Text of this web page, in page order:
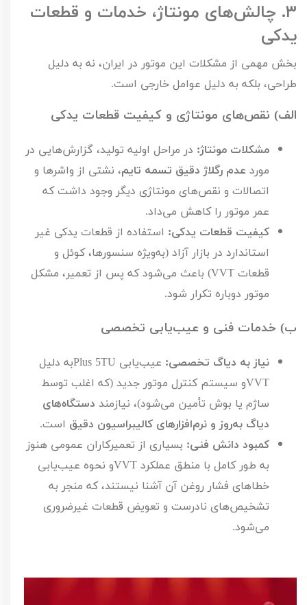
۳. چالش‌های مونتاژ، خدمات و قطعات
یدکی
بخش مهمی از مشکلات این موتور در ایران، نه به دلیل
طراحی، بلکه به دلیل عوامل خارجی است.
الف) نقص‌های مونتاژی و کیفیت قطعات یدکی
مشکلات مونتاژ: در مراحل اولیه تولید، گزارش‌هایی در
مورد عدم رگلاژ دقیق تسمه تایم، نشتی از واشرها و
اتصالات و نقص‌های مونتاژی دیگر وجود داشت که
عمر موتور را کاهش می‌داد.
کیفیت قطعات یدکی: استفاده از قطعات یدکی غیر
استاندارد در بازار آزاد (به‌ویژه سنسورها، کوئل و
قطعات VVT) باعث می‌شود که پس از تعمیر، مشکل
موتور دوباره تکرار شود.
ب) خدمات فنی و عیب‌یابی تخصصی
نیاز به دیاگ تخصصی: عیب‌یابی TU
5
Plusبه دلیل
VVTو سیستم کنترل موتور جدید (که اغلب توسط
ساژم یا بوش تأمین می‌شود)، نیازمند دستگاه‌های
دیاگ به‌روز و نرم‌افزارهای کالیبراسیون دقیق است.
کمبود دانش فنی: بسیاری از تعمیرکاران عمومی هنوز
به طور کامل با منطق عملکرد VVTو نحوه عیب‌یابی
خطاهای فشار روغن آن آشنا نیستند، که منجر به
تشخیص‌های نادرست و تعویض قطعات غیرضروری
می‌شود.